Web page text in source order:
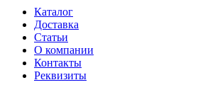
Каталог
Доставка
Статьи
О компании
Контакты
Реквизиты